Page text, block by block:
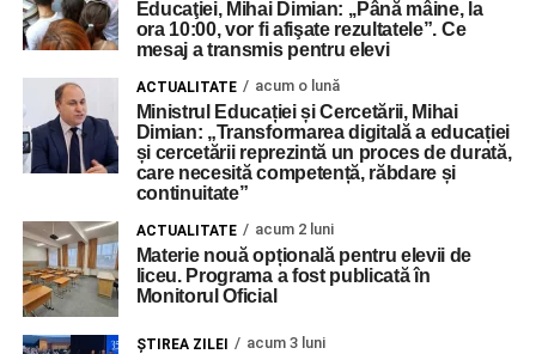
Educaţiei, Mihai Dimian: ,,Până mâine, la
ora 10:00, vor fi afişate rezultatele”. Ce
mesaj a transmis pentru elevi
ACTUALITATE acum o lună
Ministrul Educației și Cercetării, Mihai
Dimian: „Transformarea digitală a educației
și cercetării reprezintă un proces de durată,
care necesită competență, răbdare și
continuitate”
ACTUALITATE acum 2 luni
Materie nouă opțională pentru elevii de
liceu. Programa a fost publicată în
Monitorul Oficial
ŞTIREA ZILEI acum 3 luni